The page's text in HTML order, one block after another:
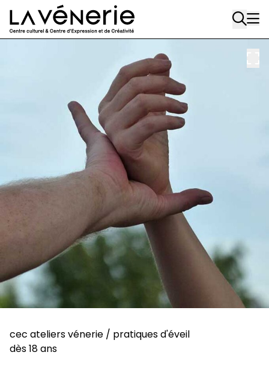
Aller au contenu principal
cec ateliers vénerie / pratiques d'éveil
dès 18 ans